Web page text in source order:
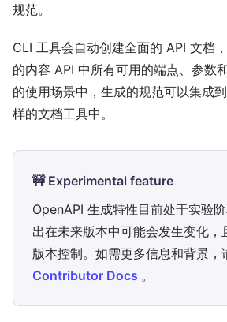
规范。
CLI 工具会自动创建全面的 API 文档
的内容 API 中所有可用的端点、参数
的使用场景中，生成的规范可以集成
样的文档工具中。
🚧 Experimental feature
OpenAPI 生成特性目前处于实验
出在未来版本中可能会发生变化，
版本控制。如需更多信息和背景，
Contributor Docs 。